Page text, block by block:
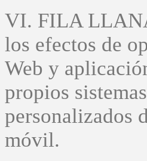
VI. FILA
los efectos de
Web y
propios
personalizados
móvil.